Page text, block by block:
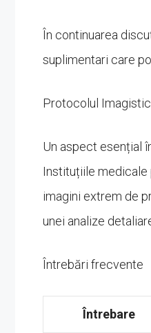
În continuarea
suplimentari care
Protocolul
Un aspect esențial
Instituțiile medicale
imagini extrem de
unei analize
Întrebări frecvente
Întrebare